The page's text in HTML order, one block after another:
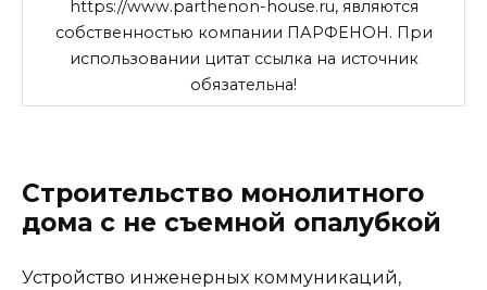
https://www.parthenon-house.ru, являются
собственностью компании ПАРФЕНОН. При
использовании цитат ссылка на источник
обязательна!
Строительство монолитного
дома с не съемной опалубкой
Устройство инженерных коммуникаций,